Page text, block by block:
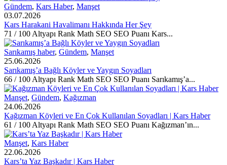
Gündem, Kars Haber, Manşet
03.07.2026
Kars Harakani Havalimanı Hakkında Her Şey
71 / 100 Altyapı Rank Math SEO SEO Puanı Kars...
Sarıkamış haber, Gündem, Manşet
25.06.2026
Sarıkamış’a Bağlı Köyler ve Yaygın Soyadları
66 / 100 Altyapı Rank Math SEO SEO Puanı Sarıkamış’a...
Manşet, Gündem, Kağızman
24.06.2026
Kağızman Köyleri ve En Çok Kullanılan Soyadları | Kars Haber
61 / 100 Altyapı Rank Math SEO SEO Puanı Kağızman’ın...
Manşet, Kars Haber
22.06.2026
Kars’ta Yaz Başkadır | Kars Haber